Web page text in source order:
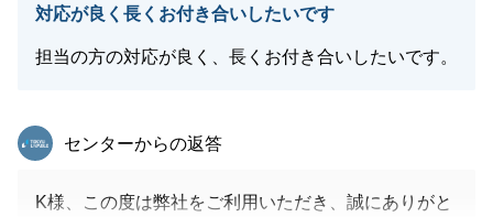
閉じる
対応が良く長くお付き合いしたいです
担当の方の対応が良く、長くお付き合いしたいです。
東急リバブル
センターからの返答
K様、この度は弊社をご利用いただき、誠にありがと